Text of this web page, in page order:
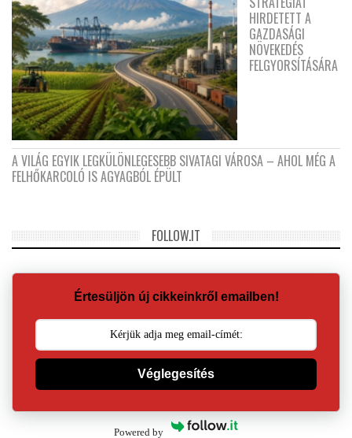
HIRDETETT A
GAZDASÁGI
NÖVEKEDÉS
FELGYORSÍTÁSÁRA
A VILÁG EGYIK LEGKÜLÖNLEGESEBB SIVATAGI VÁROSA – AHOL MÉG A
FELHŐKARCOLÓ IS AGYAGBÓL ÉPÜLT
FOLLOW.IT
Értesüljön új cikkeinkről emailben!
Véglegesítés
Powered by